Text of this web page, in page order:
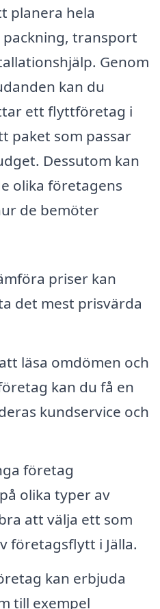
planera hela
packning, transport
Genom
kan du
ett flyttföretag i
paket som passar
Dessutom kan
olika företagens
de bemöter
priser kan
det mest prisvärda
läsa omdömen och
kan du få en
kundservice och
företag
olika typer av
att välja ett som
företagsflytt i Jälla.
kan erbjuda
till exempel